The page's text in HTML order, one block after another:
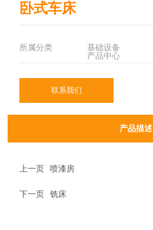
卧式车床
所属分类
基础设备
产品中心
联系我们
产品描述
上一页 喷漆房
下一页 铣床